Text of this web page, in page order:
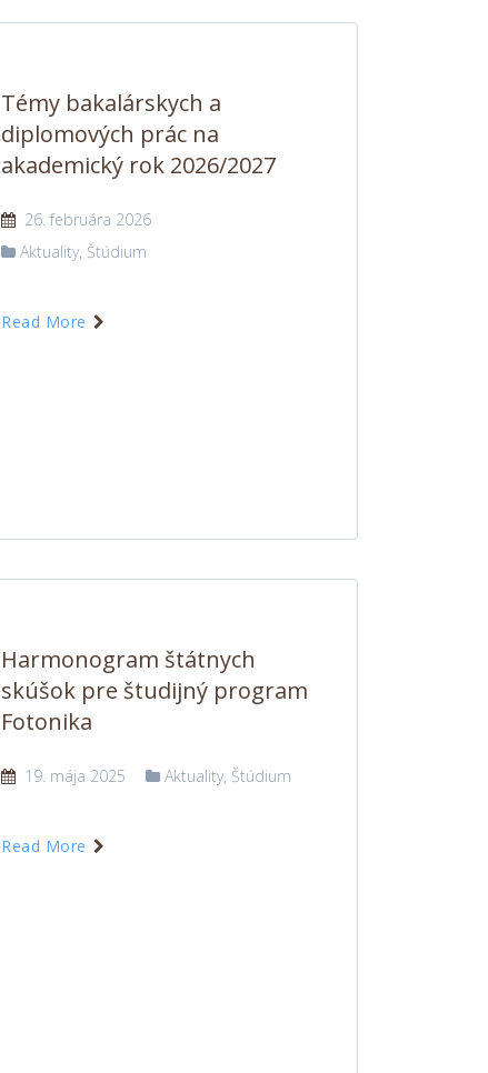
Témy bakalárskych a
diplomových prác na
akademický rok 2026/2027
26. februára 2026
Aktuality, Štúdium
Read More
Harmonogram štátnych
skúšok pre študijný program
Fotonika
19. mája 2025 Aktuality, Štúdium
Read More